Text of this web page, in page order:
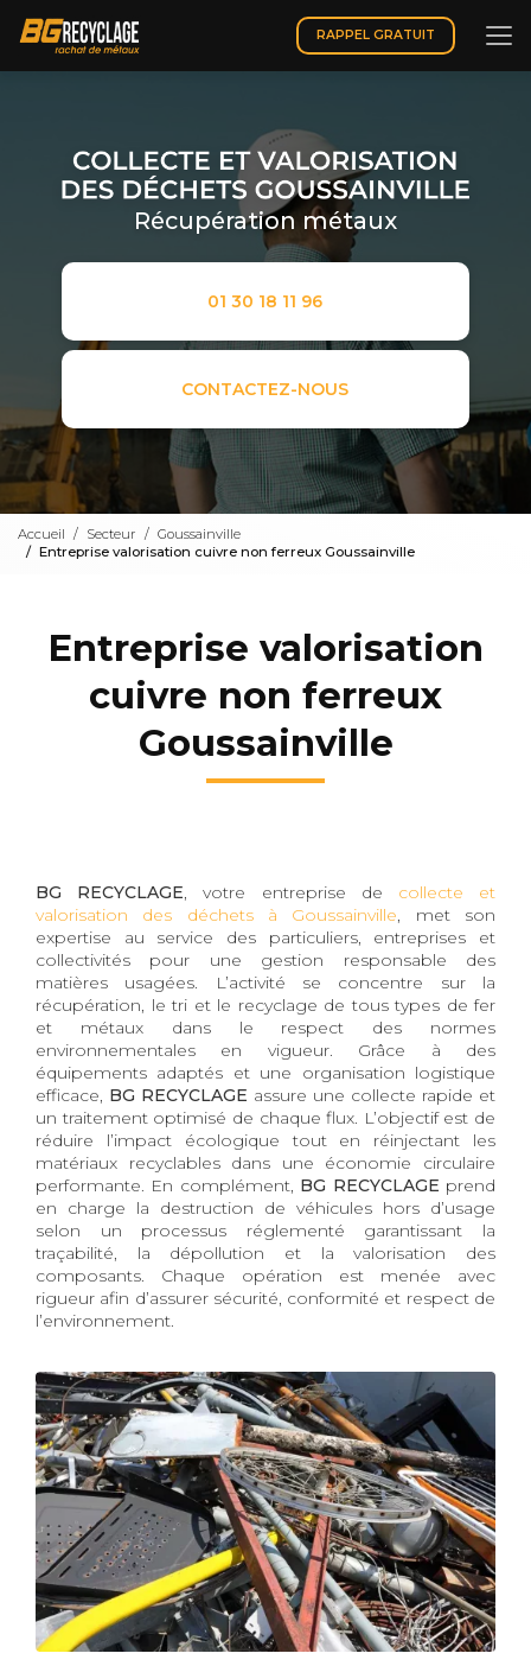
contenu
principal
RAPPEL GRATUIT
Récupération métaux
01 30 18 11 96
CONTACTEZ-NOUS
Accueil Secteur
Goussainville
Entreprise valorisation cuivre non ferreux Goussainville
Entreprise valorisation
cuivre non ferreux
Goussainville
BG RECYCLAGE, votre entreprise de collecte et
valorisation des déchets à Goussainville, met son
expertise au service des particuliers, entreprises et
collectivités pour une gestion responsable des
matières usagées. L’activité se concentre sur la
récupération, le tri et le recyclage de tous types de fer
et métaux dans le respect des normes
environnementales en vigueur. Grâce à des
équipements adaptés et une organisation logistique
efficace, BG RECYCLAGE assure une collecte rapide et
un traitement optimisé de chaque flux. L’objectif est de
réduire l’impact écologique tout en réinjectant les
matériaux recyclables dans une économie circulaire
performante. En complément, BG RECYCLAGE prend
en charge la destruction de véhicules hors d’usage
selon un processus réglementé garantissant la
traçabilité, la dépollution et la valorisation des
composants. Chaque opération est menée avec
rigueur afin d’assurer sécurité, conformité et respect de
l’environnement.